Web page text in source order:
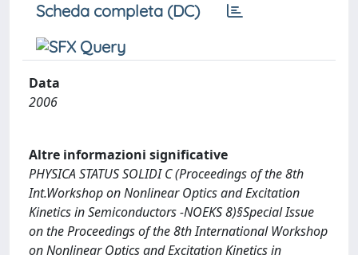
Scheda completa (DC)
Data
2006
Altre informazioni significative
PHYSICA STATUS SOLIDI C (Proceedings of the 8th
Int.Workshop on Nonlinear Optics and Excitation
Kinetics in Semiconductors -NOEKS 8)§Special Issue
on the Proceedings of the 8th International Workshop
on Nonlinear Optics and Excitation Kinetics in